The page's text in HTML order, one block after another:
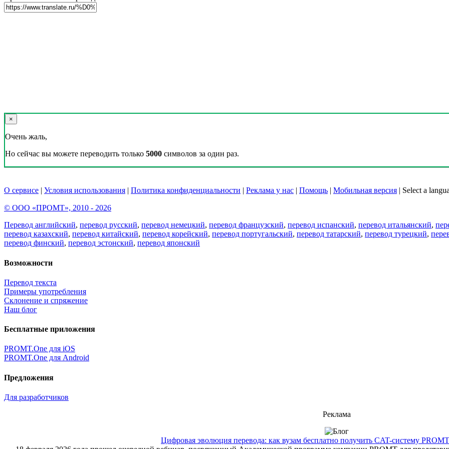
×
Очень жаль,
Но сейчас вы можете переводить только 5000 символов за один раз.
О сервисе | Условия использования | Политика конфиденциальности | Реклама у нас | Помощь | Мобильная версия | Select a
© ООО «ПРОМТ», 2010 - 2026
Перевод английский, перевод русский, перевод немецкий, перевод французский, перевод испанский, перевод итальянский,
перевод казахский, перевод китайский, перевод корейский, перевод португальский, перевод татарский, перевод турецкий,
перевод финский, перевод эстонский, перевод японский
Возможности
Перевод текста
Примеры употребления
Склонение и спряжение
Наш блог
Бесплатные приложения
PROMT.One для iOS
PROMT.One для Android
Предложения
Для разработчиков
Реклама
Цифровая эволюция перевода: как вузам бесплатно получить CAT-систему